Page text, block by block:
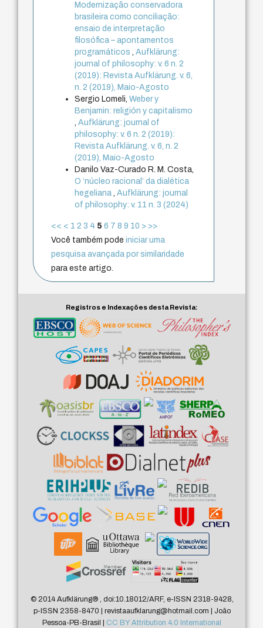
Modernização conservadora
brasileira como conciliação:
ensaio de interpretação
filosófica – apontamentos
programáticos,Aufklärung:
journal of philosophy: v. 6 n. 2
(2019): Revista Aufklärung. v. 6,
n. 2 (2019), Maio-Agosto
Sergio Lomeli,Weber y
Benjamin: religión y capitalismo
,Aufklärung: journal of
philosophy: v. 6 n. 2 (2019):
Revista Aufklärung. v. 6, n. 2
(2019), Maio-Agosto
Danilo Vaz-Curado R. M. Costa,
O ‘núcleo racional’ da dialética
hegeliana,Aufklärung: journal
of philosophy: v. 11 n. 3 (2024)
<< < 1 2 3 4 5 6 7 8 9 10 > >>
Você também podeiniciar uma
pesquisa avançada por similaridade
para este artigo.
Registros e Indexações desta Revista:
© 2014 Aufklärung®, doi:10.18012/ARF, e-ISSN 2318-9428,
p-ISSN 2358-8470 | revistaaufklarung@hotmail.com | João
Pessoa-PB-Brasil | CC BY Attribution 4.0 International